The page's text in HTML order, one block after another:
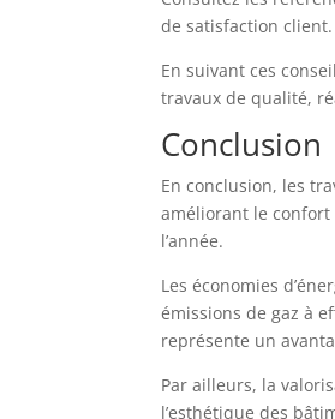
de satisfaction
En suivant ces
travaux de qualité,
Conclusion
En conclusion, les
améliorant le
l’année.
Les économies
émissions de gaz à
représente un
Par ailleurs, la
l’esthétique des